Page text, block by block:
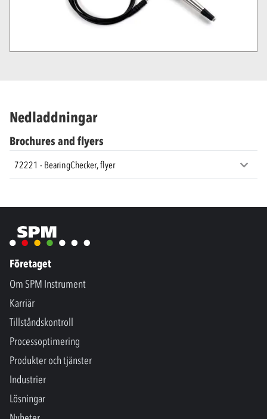
Nedladdningar
Brochures and flyers
72221 - BearingChecker, flyer
Företaget
Om SPM Instrument
Karriär
Tillståndskontroll
Processoptimering
Produkter och tjänster
Industrier
Lösningar